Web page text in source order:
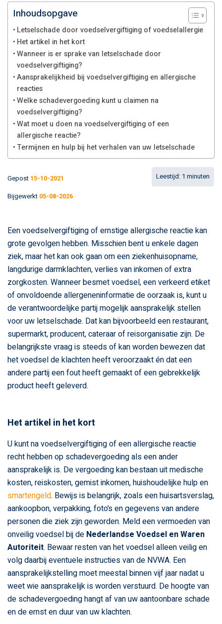
Inhoudsopgave
Letselschade door voedselvergiftiging of voedselallergie
Het artikel in het kort
Wanneer is er sprake van letselschade door
voedselvergiftiging?
Aansprakelijkheid bij voedselvergiftiging en allergische
reacties
Welke schadevergoeding kunt u claimen na
voedselvergiftiging?
Wat moet u doen na voedselvergiftiging of een
allergische reactie?
Termijnen en hulp bij het verhalen van uw letselschade
Gepost 15-10-2021
Bijgewerkt 05-08-2026
Een voedselvergiftiging of ernstige allergische reactie kan
grote gevolgen hebben. Misschien bent u enkele dagen
ziek, maar het kan ook gaan om een ziekenhuisopname,
langdurige darmklachten, verlies van inkomen of extra
zorgkosten. Wanneer besmet voedsel, een verkeerd etiket
of onvoldoende allergeneninformatie de oorzaak is, kunt u
de verantwoordelijke partij mogelijk aansprakelijk stellen
voor uw letselschade. Dat kan bijvoorbeeld een restaurant,
supermarkt, producent, cateraar of reisorganisatie zijn. De
belangrijkste vraag is steeds of kan worden bewezen dat
het voedsel de klachten heeft veroorzaakt én dat een
andere partij een fout heeft gemaakt of een gebrekkelijk
product heeft geleverd.
Het artikel in het kort
U kunt na voedselvergiftiging of een allergische reactie
recht hebben op schadevergoeding als een ander
aansprakelijk is. De vergoeding kan bestaan uit medische
kosten, reiskosten, gemist inkomen, huishoudelijke hulp en
smartengeld. Bewijs is belangrijk, zoals een huisartsverslag,
aankoopbon, verpakking, foto’s en gegevens van andere
personen die ziek zijn geworden. Meld een vermoeden van
onveilig voedsel bij de Nederlandse Voedsel en Waren
Autoriteit. Bewaar resten van het voedsel alleen veilig en
volg daarbij eventuele instructies van de NVWA. Een
aansprakelijkstelling moet meestal binnen vijf jaar nadat u
weet wie aansprakelijk is worden verstuurd. De hoogte van
de schadevergoeding hangt af van uw aantoonbare schade
en de ernst en duur van uw klachten.